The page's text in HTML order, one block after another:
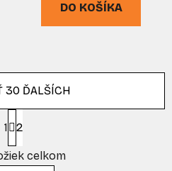
DO KOŠÍKA
O
v
30 ĎALŠÍCH
S
t
r
á
1 2
celkom